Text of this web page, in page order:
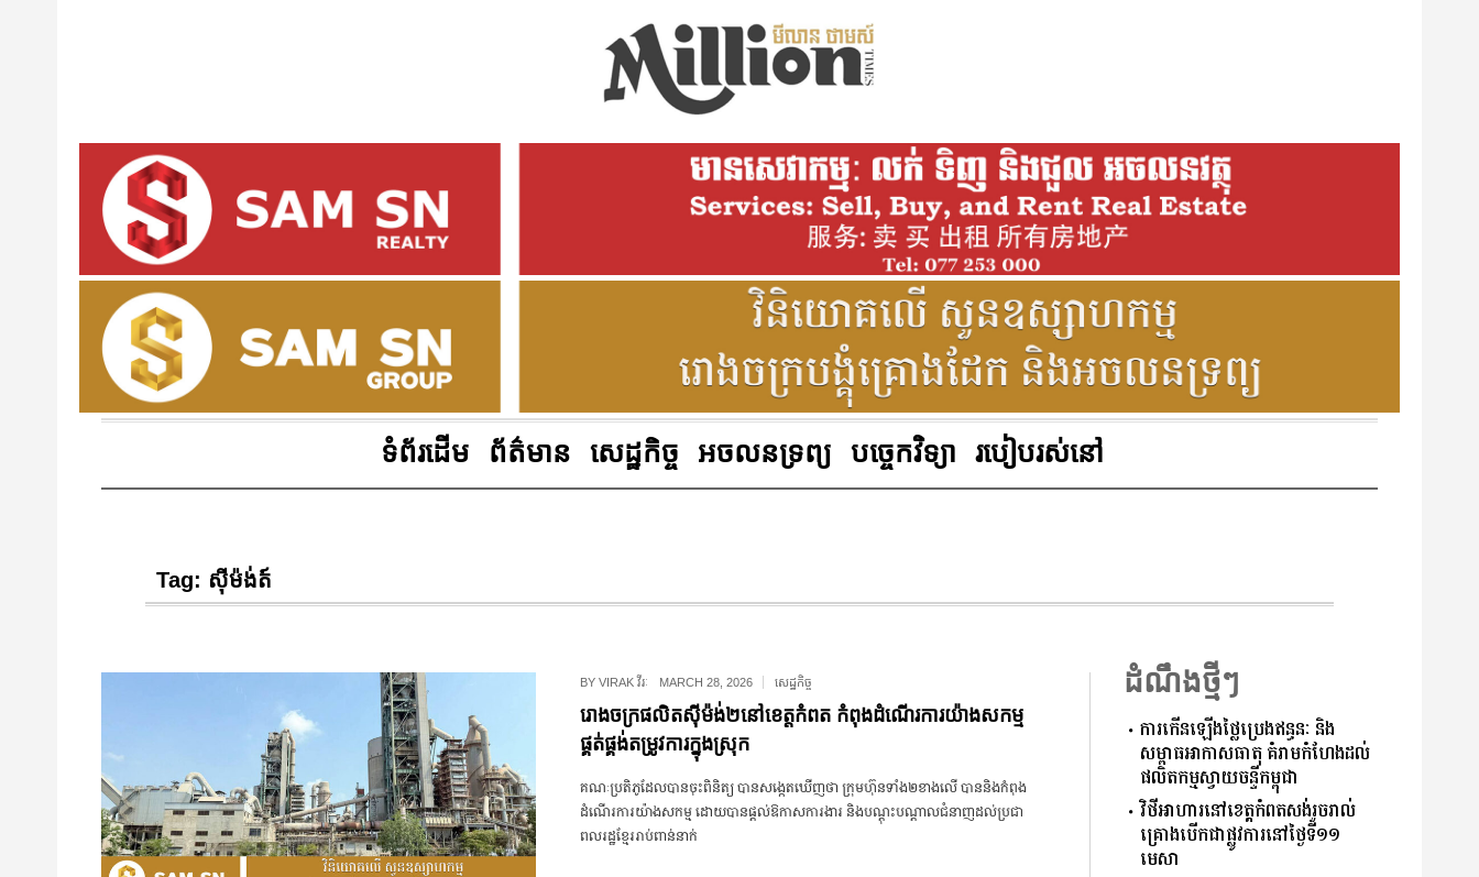
ទំព័រដើម ព័ត៌មាន សេដ្ឋកិច្ច អចលនទ្រព្យ បច្ចេកវិទ្យា របៀបរស់នៅ
Tag: ស៊ីម៉ង់ត៍
BYVIRAK វីរៈ MARCH 28, 2026 សេដ្ឋកិច្ច
រោងចក្រផលិតស៊ីម៉ង់២នៅខេត្តកំពត កំពុងដំណើរការយ៉ាងសកម្ម
ផ្គត់ផ្គង់តម្រូវការក្នុងស្រុក
គណៈប្រតិភូដែលបានចុះពិនិត្យ បានសង្កេតឃើញថា ក្រុមហ៊ុនទាំង២ខាងលើ បាននិងកំពុង
ដំណើរការយ៉ាងសកម្ម ដោយបានផ្តល់ឱកាសការងារ និងបណ្តុះបណ្តាលជំនាញដល់ប្រជា
ពលរដ្ឋខ្មែររាប់ពាន់នាក់
ដំណឹងថ្មីៗ
ការកើនឡើងថ្លៃប្រេងឥន្ធនៈ និង
សម្ពាធអាកាសធាតុ គំរាមកំហែងដល់
ផលិតកម្មស្វាយចន្ទីកម្ពុជា
វិថីអាហារនៅខេត្តកំពតសង់រួចរាល់
គ្រោងបើកជាផ្លូវការនៅថ្ងៃទី១១
មេសា